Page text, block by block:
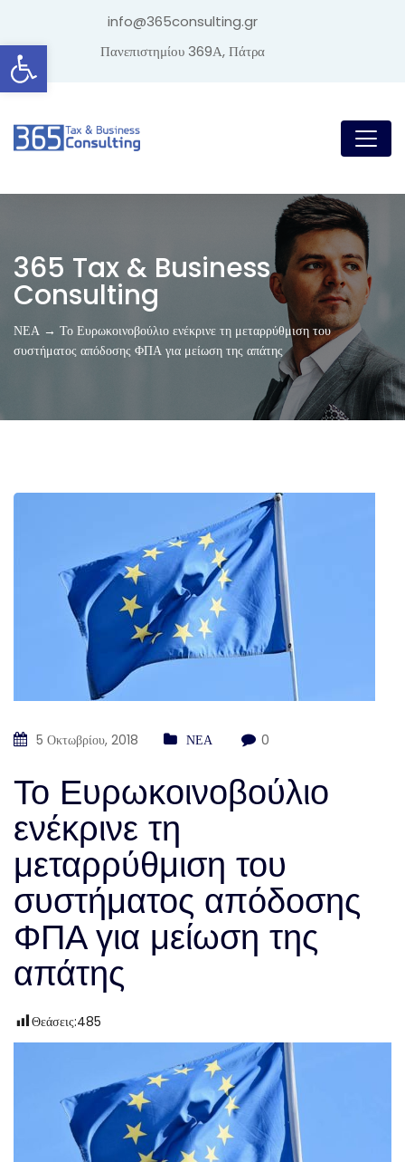
Ανοίξτε τη γραμμή εργαλείων
info@365consulting.gr
Πανεπιστημίου 369Α, Πάτρα
365 Tax & Business
Consulting
ΝΕΑ → Το Ευρωκοινοβούλιο ενέκρινε τη μεταρρύθμιση του
συστήματος απόδοσης ΦΠΑ για μείωση της απάτης
5 Οκτωβρίου, 2018 ΝΕΑ 0
Το Ευρωκοινοβούλιο
ενέκρινε τη
μεταρρύθμιση του
συστήματος απόδοσης
ΦΠΑ για μείωση της
απάτης
Θεάσεις:485